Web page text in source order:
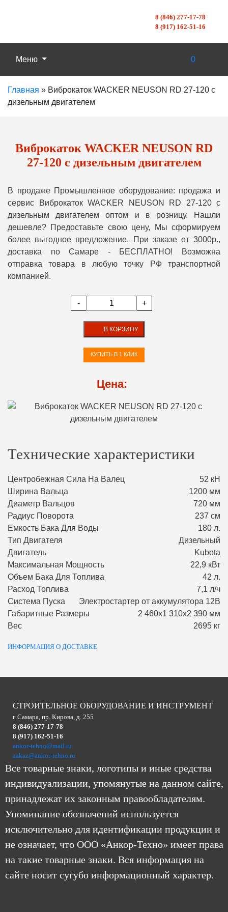
8 (846) 277-17-78
8 (917) 162-51-16
Меню 0
Главная » Виброкаток WACKER NEUSON RD 27-120 с
дизельным двигателем
Виброкаток WACKER NEUSON RD
27-120 с дизельным двигателем
В продаже Промышленное оборудование: продажа и
сервис Виброкаток WACKER NEUSON RD 27-120 с
дизельным двигателем оптом и в розницу. Нашли
дешевле? Предоставьте свою цену, Мы сформируем
более выгодное предложение. При заказе от 3000р.,
доставка по Самаре - БЕСПЛАТНО! Возможна
отправка товара в любую точку РФ транспортной
компанией.
- +
В КОРЗИНУ
КУПИТЬ В 1 КЛИК
Цена:
Технические характеристики
Центробежная Сила На Валец
52 кН
Ширина Вальца
1200 мм
Диаметр Вальцов
720 мм
Радиус Поворота
237 см
Емкость Бака Для Воды
180 л.
Тип Двигателя
Дизельный
Двигатель
Kubota
Максимальная Мощность
22,9 кВт
Объем Бака Для Топлива
42 л.
Расход Топлива
7,1 л/ч
Система Пуска
Электростартер от аккумулятора 12В
Габаритные Размеры
2 460х1 310х2 390 мм
Вес
2695 кг
ИНФОРМАЦИЯ О ДОСТАВКЕ
СТРОИТЕЛЬНОЕ ОБОРУДОВАНИЕ И ИНСТРУМЕНТ
г. Самара, пр. Кирова, д. 255
8 (846) 277-17-78
8 (917) 162-51-16
ankor-tehno@mail.ru
zakaz@ankor-tehno.ru
Все товарные знаки, логотипы и иные средства
индивидуализации, упомянутые на данном сайте,
принадлежат их законным правообладателям.
Упоминание обозначений используется
исключительно для идентификации продукции и
не означает, что ООО «Анкор-Техно» имеет права
на такие товарные знаки. Вся информация на
сайте носит сугубо информационный характер.